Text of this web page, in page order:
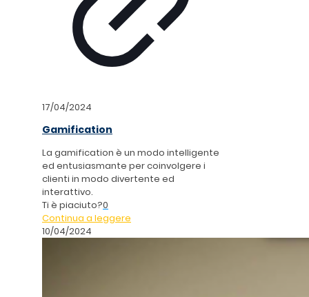
17/04/2024
Gamification
La gamification è un modo intelligente
ed entusiasmante per coinvolgere i
clienti in modo divertente ed
interattivo.
Ti è piaciuto?0
Continua a leggere
10/04/2024